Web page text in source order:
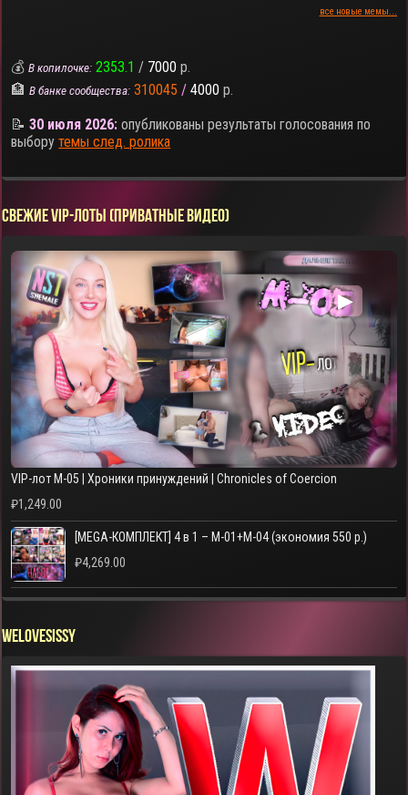
все новые мемы...
💰В копилочке: 2353.1 / 7000 р.
🏦В банке сообщества: 310045 / 4000 р.
📝30 июля 2026: опубликованы результаты голосования по
выборутемы след. ролика
СВЕЖИЕ VIP-ЛОТЫ (ПРИВАТНЫЕ ВИДЕО)
▶
VIP-лот M-05 | Хроники принуждений | Chronicles of Coercion
₽1,249.00
[MEGA-КОМПЛЕКТ] 4 в 1 – M-01+M-04 (экономия 550 р.)
₽4,269.00
WELOVESISSY